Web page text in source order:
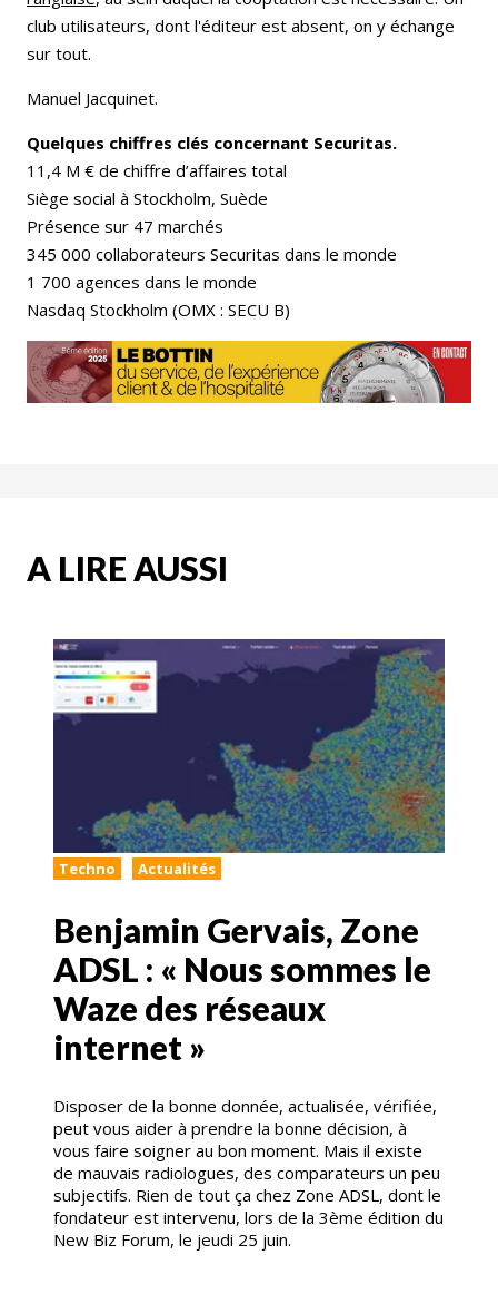
club utilisateurs, dont l'éditeur est absent, on y échange
sur tout.
Manuel Jacquinet.
Quelques chiffres clés concernant Securitas.
11,4 M € de chiffre d’affaires total
Siège social à Stockholm, Suède
Présence sur 47 marchés
345 000 collaborateurs Securitas dans le monde
1 700 agences dans le monde
Nasdaq Stockholm (OMX : SECU B)
A LIRE AUSSI
Techno Actualités
Benjamin Gervais, Zone
ADSL : « Nous sommes le
Waze des réseaux
internet »
Disposer de la bonne donnée, actualisée, vérifiée,
peut vous aider à prendre la bonne décision, à
vous faire soigner au bon moment. Mais il existe
de mauvais radiologues, des comparateurs un peu
subjectifs. Rien de tout ça chez Zone ADSL, dont le
fondateur est intervenu, lors de la 3ème édition du
New Biz Forum, le jeudi 25 juin.